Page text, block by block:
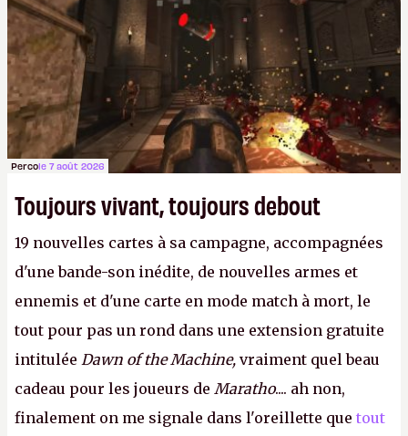
Percole 7 août 2026
Toujours vivant, toujours debout
19 nouvelles cartes à sa campagne, accompagnées
d'une bande-son inédite, de nouvelles armes et
ennemis et d'une carte en mode match à mort, le
tout pour pas un rond dans une extension gratuite
intitulée Dawn of the Machine, vraiment quel beau
cadeau pour les joueurs de Maratho.... ah non,
finalement on me signale dans l'oreillette que tout